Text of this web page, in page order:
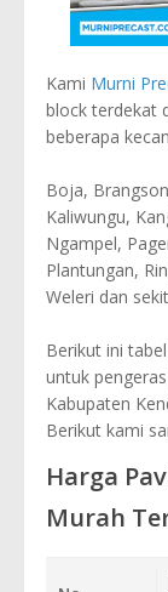
Kami Murni
block terdekat
beberapa
Boja,
Kaliwungu,
Ngampel,
Plantungan,
Weleri dan
Berikut ini
untuk
Kabupaten
Berikut kami
Harga
Murah